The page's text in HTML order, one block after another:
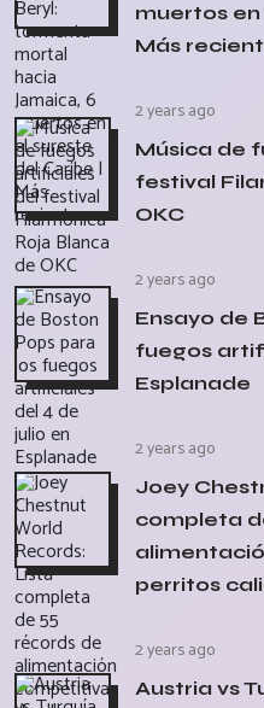
muertos en
Más
2 years ago
Música de
festival
OKC
2 years ago
Ensayo de
fuegos
Esplanade
2 years ago
Joey
completa
perritos
2 years ago
Austria vs